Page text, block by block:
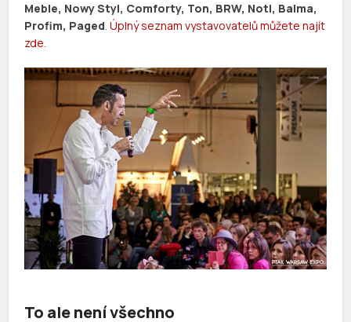
Meble, Nowy Styl, Comforty, Ton, BRW, Noti, Balma,
Profim, Paged.Úplný seznam vystavovatelů můžete najít
zde.
To ale není všechno